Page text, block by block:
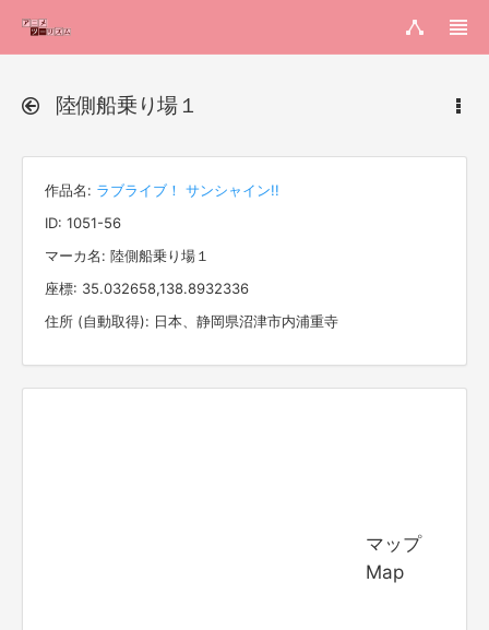
陸側船乗り場１
作品名: ラブライブ！ サンシャイン!!
ID: 1051-56
マーカ名: 陸側船乗り場１
座標: 35.032658,138.8932336
住所 (自動取得): 日本、静岡県沼津市内浦重寺
マップ
Map